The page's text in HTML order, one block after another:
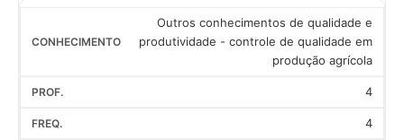
Outros conhecimentos de qualidade e
produtividade - controle de qualidade em
produção agrícola
4
4